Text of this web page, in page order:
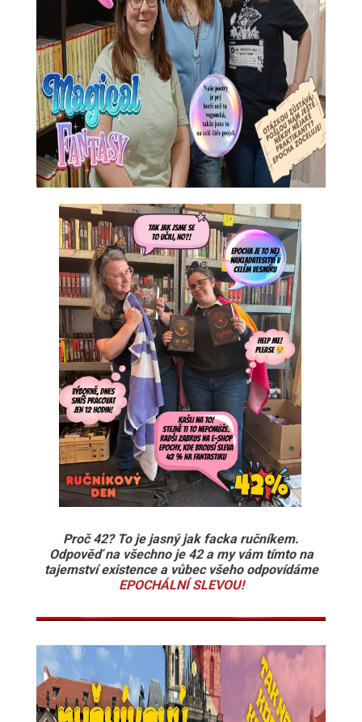
Proč 42? To je jasný jak facka ručníkem.
Odpověď na všechno je 42 a my vám tímto na
tajemství existence a vůbec všeho odpovídáme
EPOCHÁLNÍ SLEVOU!